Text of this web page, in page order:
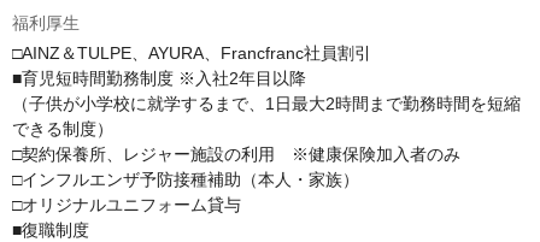
福利厚生
□AINZ＆TULPE、AYURA、Francfranc社員割引
■育児短時間勤務制度 ※入社2年目以降
（子供が小学校に就学するまで、1日最大2時間まで勤務時間を短縮
できる制度）
□契約保養所、レジャー施設の利用　※健康保険加入者のみ
□インフルエンザ予防接種補助（本人・家族）
□オリジナルユニフォーム貸与
■復職制度